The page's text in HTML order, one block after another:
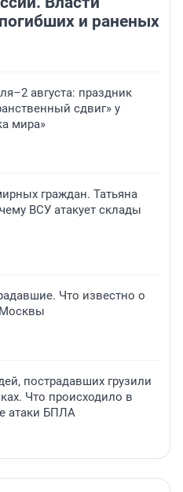
и раненых
августа: праздник
сдвиг» у
мира»
граждан. Татьяна
ВСУ атакует склады
Что известно о
пострадавших грузили
Что происходило в
атаки БПЛА